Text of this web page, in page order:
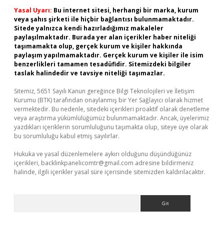
Yasal Uyarı: Bu internet sitesi, herhangi bir marka, kurum
veya şahıs şirketi ile hiçbir bağlantısı bulunmamaktadır.
Sitede yalnızca kendi hazırladığımız makaleler
paylaşılmaktadır. Burada yer alan içerikler haber niteliği
taşımamakta olup, gerçek kurum ve kişiler hakkında
paylaşım yapılmamaktadır. Gerçek kurum ve kişiler ile isim
benzerlikleri tamamen tesadüfidir. Sitemizdeki bilgiler
taslak halindedir ve tavsiye niteliği taşımazlar.
Sitemiz, 5651 Sayılı Kanun gereğince Bilgi Teknolojileri ve İletişim
Kurumu (BTK) tarafından onaylanmış bir Yer Sağlayıcı olarak hizmet
vermektedir. Bu nedenle, sitedeki içerikleri proaktif olarak denetleme
veya araştırma yükümlülüğümüz bulunmamaktadır. Ancak, üyelerimiz
yazdıkları içeriklerin sorumluluğunu taşımakta olup, siteye üye olarak
bu sorumluluğu kabul etmiş sayılırlar.
Hukuka ve yasal düzenlemelere aykırı olduğunu düşündüğünüz
içerikleri, backlinkpanelicomtr@gmail.com adresine bildirmeniz
halinde, ilgili içerikler yasal süre içerisinde sitemizden kaldırılacaktır.